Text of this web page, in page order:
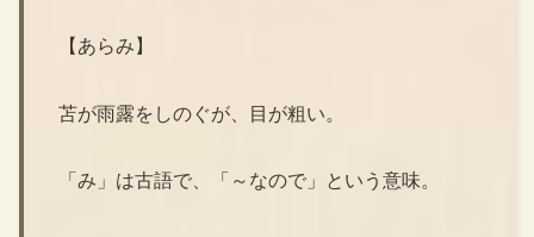
【あらみ】
苫が雨露をしのぐが、目が粗い。
「み」は古語で、「～なので」という意味。